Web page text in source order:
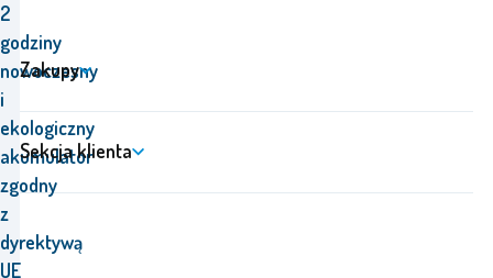
2
godziny
nowoczesny
i
ekologiczny
akumulator
zgodny
z
dyrektywą
UE
Zakupy
Sekcja klienta